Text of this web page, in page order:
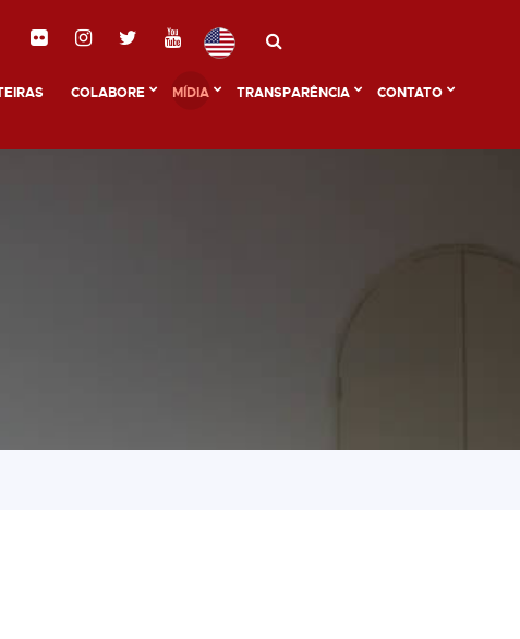
COLABORE MÍDIA TRANSPARÊNCIA CONTATO